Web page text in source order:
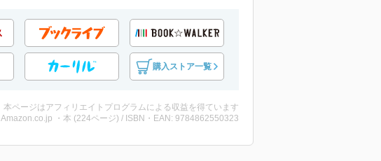
購入ストア一覧
本ページはアフィリエイトプログラムによる収益を得ています
Amazon.co.jp ・本 (224ページ) / ISBN・EAN: 9784862550323